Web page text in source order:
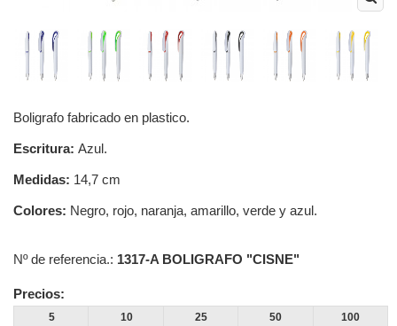
Boligrafo fabricado en plastico.
Escritura: Azul.
Medidas: 14,7 cm
Colores: Negro, rojo, naranja, amarillo, verde y azul.
Nº de referencia.: 1317-A BOLIGRAFO "CISNE"
Precios:
5
10
25
50
100